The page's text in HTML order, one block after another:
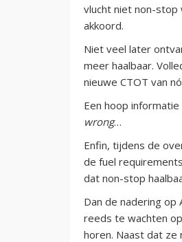
vlucht niet non-
akkoord.
Niet veel later
meer haalbaar.
nieuwe CTOT van
Een hoop
wrong…
Enfin, tijdens de
de fuel
dat non-stop
Dan de nadering op
reeds te wachten
horen. Naast dat ze